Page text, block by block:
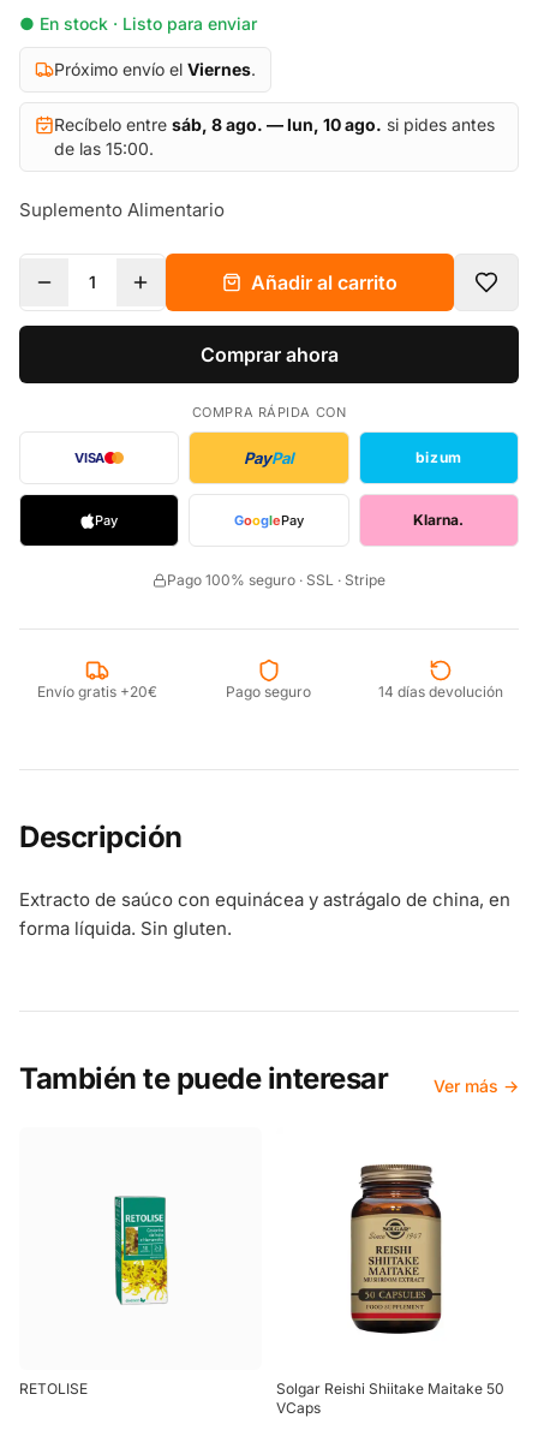
● En stock · Listo para enviar
Próximo envío el Viernes.
Recíbelo entre sáb, 8 ago. — lun, 10 ago. si pides antes
de las 15:00.
Suplemento Alimentario
1 Añadir al carrito
Comprar ahora
COMPRA RÁPIDA CON
VISA PayPal bizum
Pay GooglePay Klarna.
Pago 100% seguro · SSL · Stripe
Envío gratis +20€ Pago seguro 14 días devolución
Descripción
Extracto de saúco con equinácea y astrágalo de china, en
forma líquida. Sin gluten.
También te puede interesar Ver más →
RETOLISE
Solgar Reishi Shiitake Maitake 50
VCaps